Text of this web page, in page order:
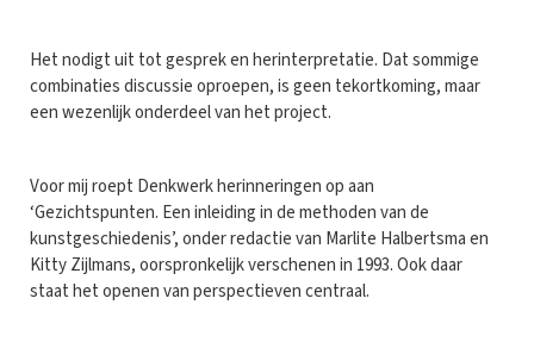
Het nodigt uit tot gesprek en herinterpretatie. Dat sommige
combinaties discussie oproepen, is geen tekortkoming, maar
een wezenlijk onderdeel van het project.
Voor mij roept Denkwerk herinneringen op aan
‘Gezichtspunten. Een inleiding in de methoden van de
kunstgeschiedenis’, onder redactie van Marlite Halbertsma en
Kitty Zijlmans, oorspronkelijk verschenen in 1993. Ook daar
staat het openen van perspectieven centraal.